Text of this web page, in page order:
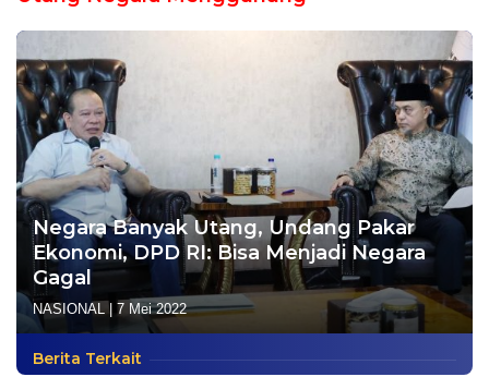
Negara Banyak Utang, Undang Pakar
Ekonomi, DPD RI: Bisa Menjadi Negara
Gagal
NASIONAL | 7 Mei 2022
Berita Terkait